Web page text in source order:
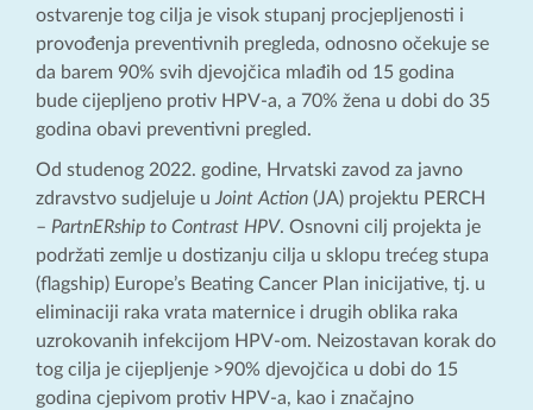
ostvarenje tog cilja je visok stupanj procjepljenosti i
provođenja preventivnih pregleda, odnosno očekuje se
da barem 90% svih djevojčica mlađih od 15 godina
bude cijepljeno protiv HPV-a, a 70% žena u dobi do 35
godina obavi preventivni pregled.
Od studenog 2022. godine, Hrvatski zavod za javno
zdravstvo sudjeluje uJoint Action (JA) projektu PERCH
– PartnERship to Contrast HPV. Osnovni cilj projekta je
podržati zemlje u dostizanju cilja u sklopu trećeg stupa
(flagship) Europe’s Beating Cancer Plan inicijative, tj. u
eliminaciji raka vrata maternice i drugih oblika raka
uzrokovanih infekcijom HPV-om. Neizostavan korak do
tog cilja je cijepljenje >90% djevojčica u dobi do 15
godina cjepivom protiv HPV-a, kao i značajno